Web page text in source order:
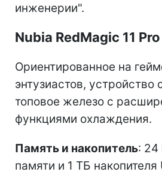
инженерии".
Nubia RedMagic 11 Pro
Ориентированное на
энтузиастов,
топовое железо с
функциями охлаждения.
Память и накопитель: 24
памяти и 1 ТБ накопителя